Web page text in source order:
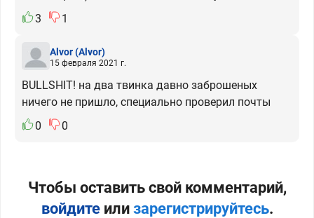
3
1
Alvor(Alvor)
15 февраля 2021 г.
BULLSHIT! на два твинка давно заброшеных
ничего не пришло, специально проверил почты
0
0
Чтобы оставить свой комментарий,
войдитеили зарегистрируйтесь.